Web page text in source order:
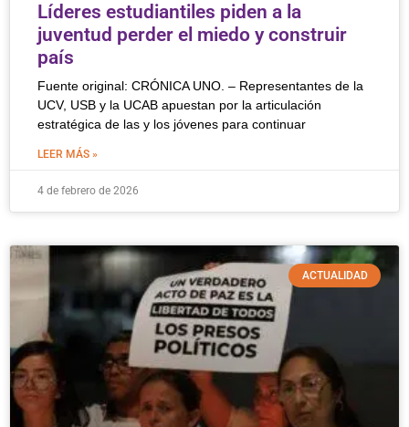
Líderes estudiantiles piden a la
juventud perder el miedo y construir
país
Fuente original: CRÓNICA UNO. – Representantes de la
UCV, USB y la UCAB apuestan por la articulación
estratégica de las y los jóvenes para continuar
LEER MÁS »
4 de febrero de 2026
ACTUALIDAD